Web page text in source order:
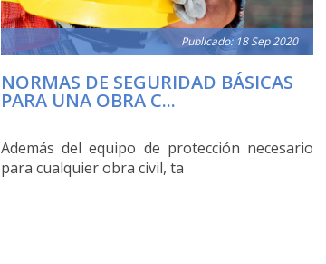
Publicado: 18 Sep 2020
NORMAS DE SEGURIDAD BÁSICAS
PARA UNA OBRA C...
Además del equipo de protección necesario
para cualquier obra civil, ta